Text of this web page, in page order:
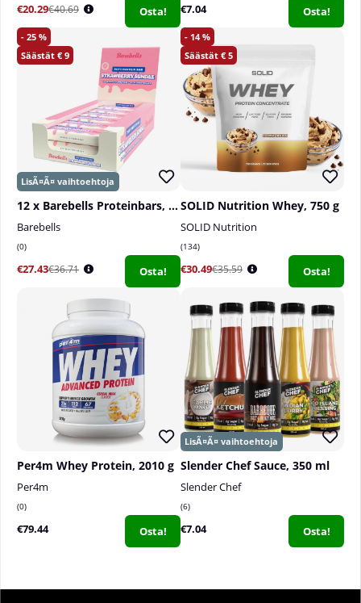
€20.29€40.69 Osta! €7.04 Osta!
25
9
12 x Barebells Proteinbars, 55 g
Barebells
0
€27.43€36.71 Osta!
14
5
SOLID Nutrition Whey, 750 g
SOLID Nutrition
134
€30.49€35.59 Osta!
Per4m Whey Protein, 2010 g
Per4m
0
€79.44 Osta!
Slender Chef Sauce, 350 ml
Slender Chef
6
€7.04 Osta!